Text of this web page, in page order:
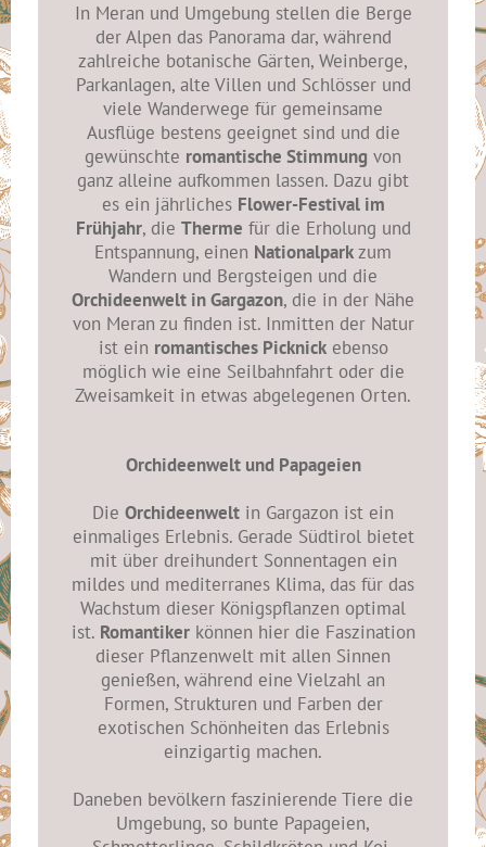
In Meran und Umgebung stellen die Berge
der Alpen das Panorama dar, während
zahlreiche botanische Gärten, Weinberge,
Parkanlagen, alte Villen und Schlösser und
viele Wanderwege für gemeinsame
Ausflüge bestens geeignet sind und die
gewünschte romantische Stimmung von
ganz alleine aufkommen lassen. Dazu gibt
es ein jährliches Flower-Festival im
Frühjahr, die Therme für die Erholung und
Entspannung, einen Nationalparkzum
Wandern und Bergsteigen und die
Orchideenwelt in Gargazon, die in der Nähe
von Meran zu finden ist. Inmitten der Natur
ist ein romantisches Picknickebenso
möglich wie eine Seilbahnfahrt oder die
Zweisamkeit in etwas abgelegenen Orten.
Orchideenwelt und Papageien
Die Orchideenwelt in Gargazon ist ein
einmaliges Erlebnis. Gerade Südtirol bietet
mit über dreihundert Sonnentagen ein
mildes und mediterranes Klima, das für das
Wachstum dieser Königspflanzen optimal
ist. Romantikerkönnen hier die Faszination
dieser Pflanzenwelt mit allen Sinnen
genießen, während eine Vielzahl an
Formen, Strukturen und Farben der
exotischen Schönheiten das Erlebnis
einzigartig machen.
Daneben bevölkern faszinierende Tiere die
Umgebung, so bunte Papageien,